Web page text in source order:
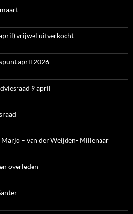
vrijwel uitverkocht
april 2026
9 april
Marjo – van der Weijden- Millenaar
overleden